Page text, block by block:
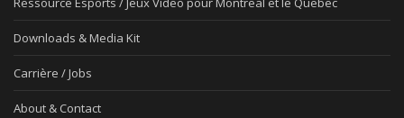
Downloads & Media Kit
Carrière / Jobs
About & Contact